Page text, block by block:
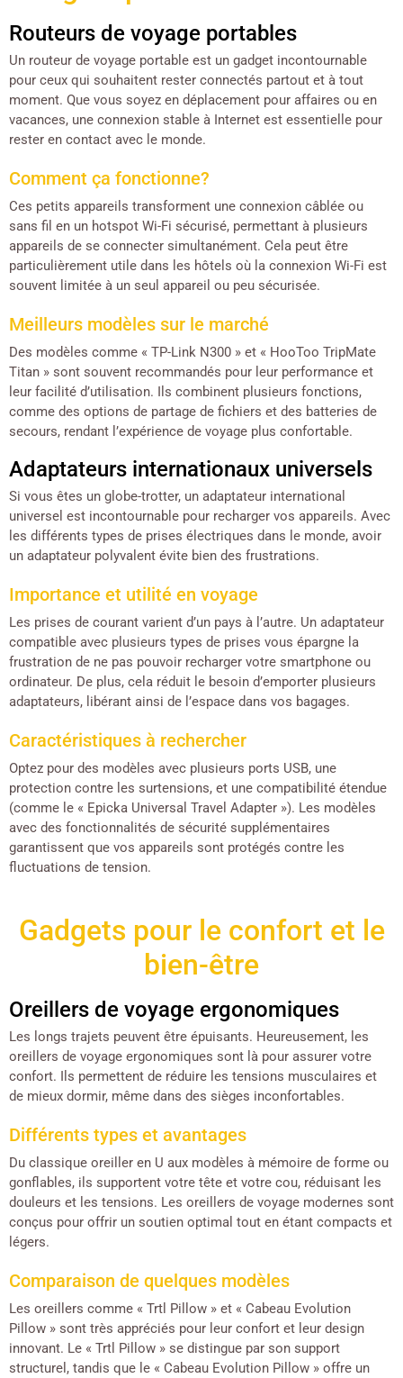
Routeurs de voyage portables
Un routeur de voyage portable est un gadget incontournable
pour ceux qui souhaitent rester connectés partout et à tout
moment. Que vous soyez en déplacement pour affaires ou en
vacances, une connexion stable à Internet est essentielle pour
rester en contact avec le monde.
Comment ça fonctionne?
Ces petits appareils transforment une connexion câblée ou
sans fil en un hotspot Wi-Fi sécurisé, permettant à plusieurs
appareils de se connecter simultanément. Cela peut être
particulièrement utile dans les hôtels où la connexion Wi-Fi est
souvent limitée à un seul appareil ou peu sécurisée.
Meilleurs modèles sur le marché
Des modèles comme « TP-Link N300 » et « HooToo TripMate
Titan » sont souvent recommandés pour leur performance et
leur facilité d’utilisation. Ils combinent plusieurs fonctions,
comme des options de partage de fichiers et des batteries de
secours, rendant l’expérience de voyage plus confortable.
Adaptateurs internationaux universels
Si vous êtes un globe-trotter, un adaptateur international
universel est incontournable pour recharger vos appareils. Avec
les différents types de prises électriques dans le monde, avoir
un adaptateur polyvalent évite bien des frustrations.
Importance et utilité en voyage
Les prises de courant varient d’un pays à l’autre. Un adaptateur
compatible avec plusieurs types de prises vous épargne la
frustration de ne pas pouvoir recharger votre smartphone ou
ordinateur. De plus, cela réduit le besoin d’emporter plusieurs
adaptateurs, libérant ainsi de l’espace dans vos bagages.
Caractéristiques à rechercher
Optez pour des modèles avec plusieurs ports USB, une
protection contre les surtensions, et une compatibilité étendue
(comme le « Epicka Universal Travel Adapter »). Les modèles
avec des fonctionnalités de sécurité supplémentaires
garantissent que vos appareils sont protégés contre les
fluctuations de tension.
Gadgets pour le confort et le
bien-être
Oreillers de voyage ergonomiques
Les longs trajets peuvent être épuisants. Heureusement, les
oreillers de voyage ergonomiques sont là pour assurer votre
confort. Ils permettent de réduire les tensions musculaires et
de mieux dormir, même dans des sièges inconfortables.
Différents types et avantages
Du classique oreiller en U aux modèles à mémoire de forme ou
gonflables, ils supportent votre tête et votre cou, réduisant les
douleurs et les tensions. Les oreillers de voyage modernes sont
conçus pour offrir un soutien optimal tout en étant compacts et
légers.
Comparaison de quelques modèles
Les oreillers comme « Trtl Pillow » et « Cabeau Evolution
Pillow » sont très appréciés pour leur confort et leur design
innovant. Le « Trtl Pillow » se distingue par son support
structurel, tandis que le « Cabeau Evolution Pillow » offre un